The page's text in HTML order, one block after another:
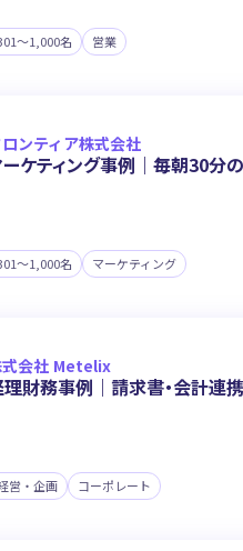
〜1,000名 営業
ンティア株式会社
ケティング事例｜毎朝30分
〜1,000名 マーケティング
式会社 Metelix
財務事例｜請求書・会計連
営・企画 コーポレート